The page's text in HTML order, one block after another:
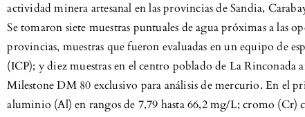
actividad minera artesanal en las provincias de Sandia,
Se tomaron siete muestras puntuales de agua próximas a las
provincias, muestras que fueron evaluadas en un equipo de
(ICP); y diez muestras en el centro poblado de La Rinconada
Milestone DM 80 exclusivo para análisis de mercurio. En el
aluminio (Al) en rangos de 7,79 hasta 66,2 mg/L; cromo (Cr)